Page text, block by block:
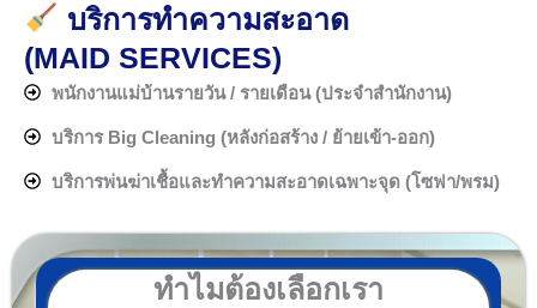
บริการทำความสะอาด
(MAID SERVICES)
พนักงานแม่บ้านรายวัน / รายเดือน (ประจำสำนักงาน)
บริการ Big Cleaning (หลังก่อสร้าง / ย้ายเข้า-ออก)
บริการพ่นฆ่าเชื้อและทำความสะอาดเฉพาะจุด (โซฟา/พรม)
ทำไมต้องเลือกเรา